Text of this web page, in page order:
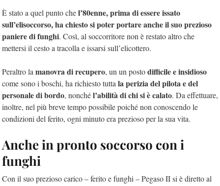
È stato a quel punto chel’80enne, prima di essere issato
sull’elisoccorso, ha chiesto si poter portare anche il suo prezioso
paniere di funghi. Così, al soccorritore non è restato altro che
mettersi il cesto a tracolla e issarsi sull’elicottero.
Peraltro la manovra di recupero, un un postodifficile e insidioso
come sono i boschi, ha richiesto tutta la perizia del pilota e del
personale di bordo, nonchél’abilità di chi si è calato. Da effettuare,
inoltre, nel più breve tempo possibile poiché non conoscendo le
condizioni del ferito, ogni minuto era prezioso per la sua vita.
Anche in pronto soccorso con i
funghi
Con il suo prezioso carico – ferito e funghi – Pegaso II si è diretto al